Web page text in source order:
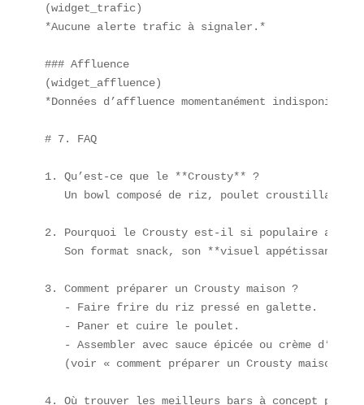
(widget_trafic)
*Aucune alerte trafic à signaler.*
### Affluence
(widget_affluence)
*Données d’affluence momentanément
# 7. FAQ
1. Qu’est-ce que le **Crousty** ?
Un bowl composé de riz, poulet croustillant
2. Pourquoi le Crousty est-il si populaire
Son format snack, son **visuel appétissant**
3. Comment préparer un Crousty maison ?
   - Faire frire du riz pressé en galette.
   - Paner et cuire le poulet.
- Assembler avec sauce épicée ou crème
   (voir « comment préparer un Crousty maison »)
4. Où trouver les meilleurs bars à concept pour